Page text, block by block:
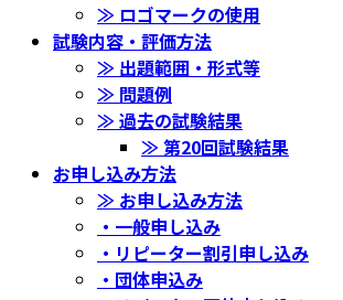
≫ ロゴマークの使用
試験内容・評価方法
≫ 出題範囲・形式等
≫ 問題例
≫ 過去の試験結果
≫ 第20回試験結果
お申し込み方法
≫ お申し込み方法
・一般申し込み
・リピーター割引申し込み
・団体申込み